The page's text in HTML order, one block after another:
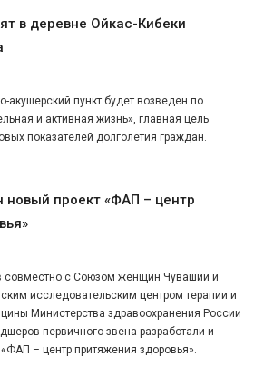
в деревне Ойкас-Кибеки
пункт будет возведен по
и активная жизнь», главная цель
показателей долголетия граждан.
новый проект «ФАП – центр
совместно с Союзом женщин Чувашии и
исследовательским центром терапии и
Министерства здравоохранения России
первичного звена разработали и
– центр притяжения здоровья».